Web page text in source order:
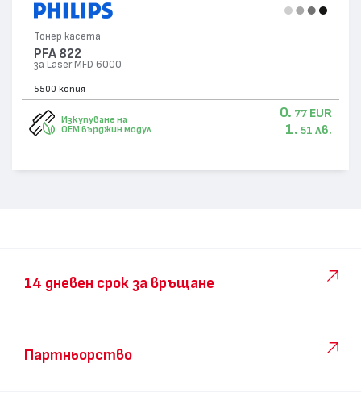
Тонер касета
PFA 822
за Laser MFD 6000
5500 копия
Изкупуване на
OEM върджин модул
0. 77 EUR
1. 51 лв.
14 дневен срок за връщане
Партньорство